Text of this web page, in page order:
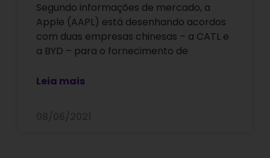
Segundo informações de mercado, a
Apple (AAPL) está desenhando acordos
com duas empresas chinesas – a CATL e
a BYD – para o fornecimento de
Leia mais